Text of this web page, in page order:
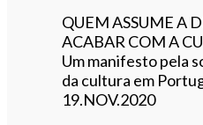
QUEM ASSUME A
ACABAR COM A
Um manifesto pela
da cultura em
19.NOV.2020